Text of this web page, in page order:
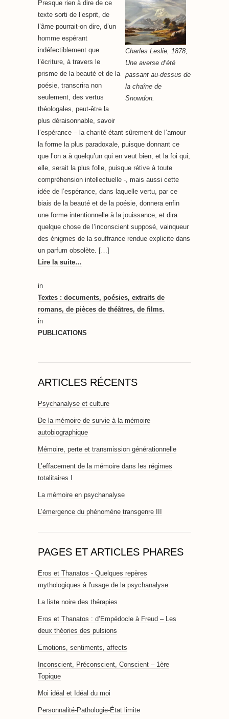
Charles Leslie, 1878,
Une averse d’été
passant au-dessus de
la chaîne de
Snowdon.
Presque rien à dire de ce
texte sorti de l’esprit, de
l’âme pourrait-on dire, d’un
homme espérant
indéfectiblement que
l’écriture, à travers le
prisme de la beauté et de la
poésie, transcrira non
seulement, des vertus
théologales, peut-être la
plus déraisonnable, savoir
l’espérance – la charité étant sûrement de l’amour
la forme la plus paradoxale, puisque donnant ce
que l’on a à quelqu’un qui en veut bien, et la foi qui,
elle, serait la plus folle, puisque rétive à toute
compréhension intellectuelle -, mais aussi cette
idée de l’espérance, dans laquelle vertu, par ce
biais de la beauté et de la poésie, donnera enfin
une forme intentionnelle à la jouissance, et dira
quelque chose de l’inconscient supposé, vainqueur
des énigmes de la souffrance rendue explicite dans
un parfum obsolète. […]
Lire la suite…
in
Textes : documents, poésies, extraits de
romans, de pièces de théâtres, de films.
in
PUBLICATIONS
ARTICLES RÉCENTS
Psychanalyse et culture
De la mémoire de survie à la mémoire
autobiographique
Mémoire, perte et transmission générationnelle
L’effacement de la mémoire dans les régimes
totalitaires I
La mémoire en psychanalyse
L’émergence du phénomène transgenre III
PAGES ET ARTICLES PHARES
Eros et Thanatos - Quelques repères
mythologiques à l'usage de la psychanalyse
La liste noire des thérapies
Eros et Thanatos : d’Empédocle à Freud – Les
deux théories des pulsions
Emotions, sentiments, affects
Inconscient, Préconscient, Conscient – 1ère
Topique
Moi idéal et Idéal du moi
Personnalité-Pathologie-État limite